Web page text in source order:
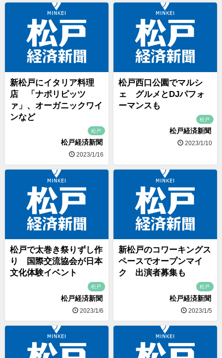
新松戸にイタリア料理
店 「ナポリピッツ
ァ」、オーガニックワイ
ンなど
松戸
松戸経済新聞
2023/1/16
松戸西口公園でマルシ
ェ グルメとDJパフォ
ーマンスも
松戸
松戸経済新聞
2023/1/10
松戸で太巻き祭りずし作
り 国際交流協会が日本
文化体験イベント
松戸
松戸経済新聞
2023/1/6
新松戸のコワーキングス
ペースでオープンマイ
ク 出演者募集も
松戸
松戸経済新聞
2023/1/5